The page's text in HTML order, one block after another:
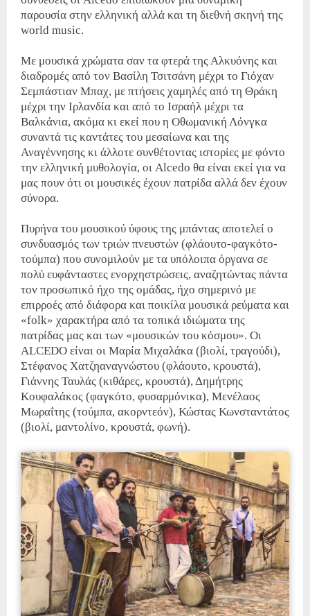
παρουσία στην ελληνική αλλά και τη διεθνή σκηνή της
world music.
Με μουσικά χρώματα σαν τα φτερά της Αλκυόνης και
διαδρομές από τον Βασίλη Τσιτσάνη μέχρι το Γιόχαν
Σεμπάστιαν Μπαχ, με πτήσεις χαμηλές από τη Θράκη
μέχρι την Ιρλανδία και από το Ισραήλ μέχρι τα
Βαλκάνια, ακόμα κι εκεί που η Οθωμανική Λόνγκα
συναντά τις καντάτες του μεσαίωνα και της
Αναγέννησης κι άλλοτε συνθέτοντας ιστορίες με φόντο
την ελληνική μυθολογία, οι Alcedo θα είναι εκεί για να
μας πουν ότι οι μουσικές έχουν πατρίδα αλλά δεν έχουν
σύνορα.
Πυρήνα του μουσικού ύφους της μπάντας αποτελεί ο
συνδυασμός των τριών πνευστών (φλάουτο-φαγκότο-
τούμπα) που συνομιλούν με τα υπόλοιπα όργανα σε
πολύ ευφάνταστες ενορχηστρώσεις, αναζητώντας πάντα
τον προσωπικό ήχο της ομάδας, ήχο σημερινό με
επιρροές από διάφορα και ποικίλα μουσικά ρεύματα και
«folk» χαρακτήρα από τα τοπικά ιδιώματα της
πατρίδας μας και των «μουσικών του κόσμου». Οι
ALCEDO είναι οι Μαρία Μιχαλάκα (βιολί, τραγούδι),
Στέφανος Χατζηαναγνώστου (φλάουτο, κρουστά),
Γιάννης Ταυλάς (κιθάρες, κρουστά), Δημήτρης
Κουφαλάκος (φαγκότο, φυσαρμόνικα), Μενέλαος
Μωραΐτης (τούμπα, ακορντεόν), Κώστας Κωνσταντάτος
(βιολί, μαντολίνο, κρουστά, φωνή).